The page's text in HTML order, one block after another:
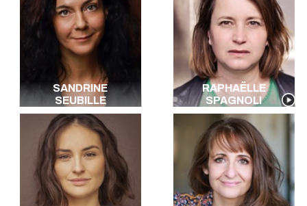
SANDRINE
SEUBILLE
RAPHAËLLE
SPAGNOLI